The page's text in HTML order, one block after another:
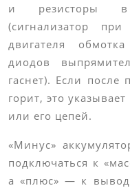
и резисторы в
(сигнализатор
двигателя
диодов
гаснет). Если после
горит, это
или его цепей.
«Минус»
подключаться к
а «плюс» — к